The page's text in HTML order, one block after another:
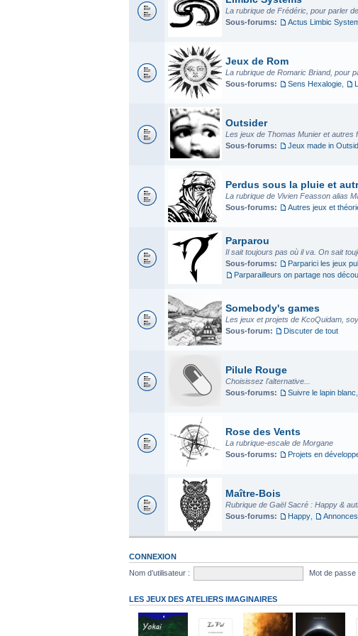
La rubrique de Frédéric, pour parler
Sous-forums:
Actus Limbic
Jeux de Rom
La rubrique de Romaric Briand, pour
Sous-forums:
Sens Hexalogie
Outsider
Les jeux de Thomas Munier et autres
Sous-forums:
Jeux made in
Perdus sous la pluie et
La rubrique de Vivien Feasson alias
Sous-forums:
Autres jeux et
Parparou
Il sait toujours pas où il va. On sait
Sous-forums:
Parparici les jeux
Parparailleurs on partage nos
Somebody's games
Les jeux et projets de KcoQuidam,
Sous-forum:
Discuter de tout
Pilule Rouge
Choisissez l'alternative...
Sous-forums:
Suivre le lapin blanc
Rose des Vents
La rubrique-escale de Morgane
Sous-forums:
Projets en
Maître-Bois
Rubrique de Gaël Sacré : Happy &
Sous-forums:
Happy
CONNEXION
Nom d’utilisateur :
Mot de passe
LES JEUX DES ATELIERS IMAGINAIRES